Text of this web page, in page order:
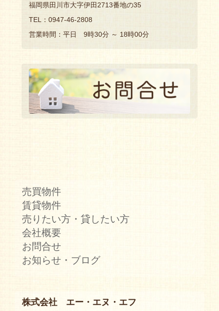
福岡県田川市大字伊田2713番地の35
TEL：0947-46-2808
営業時間：平日 9時30分 ～ 18時00分
売買物件
賃貸物件
売りたい方・貸したい方
会社概要
お問合せ
お知らせ・ブログ
株式会社 エー・エヌ・エフ